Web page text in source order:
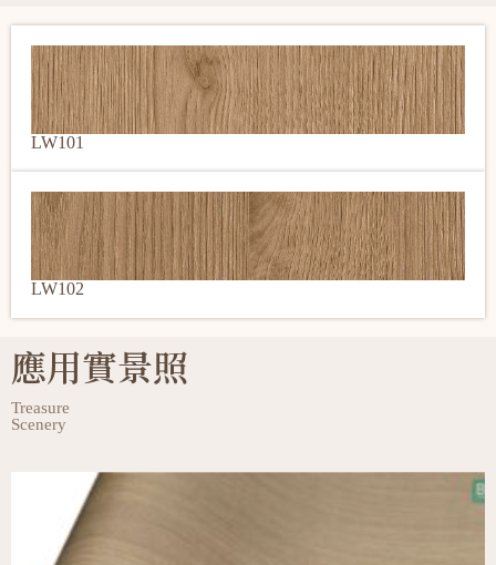
LW101
LW102
應用實景照
Treasure
Scenery